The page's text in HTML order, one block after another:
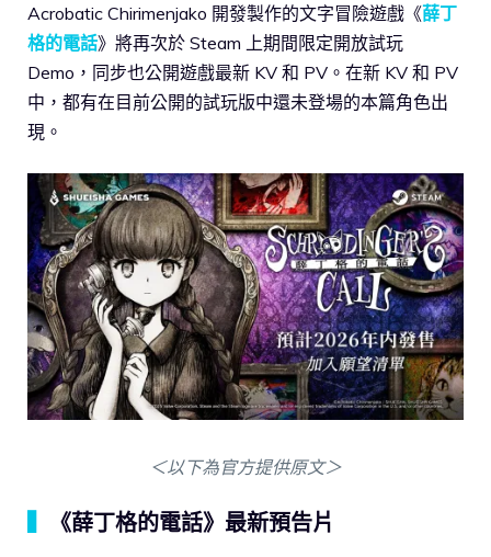
Acrobatic Chirimenjako 開發製作的文字冒險遊戲《薛丁
格的電話》將再次於 Steam 上期間限定開放試玩
Demo，同步也公開遊戲最新 KV 和 PV。在新 KV 和 PV
中，都有在目前公開的試玩版中還未登場的本篇角色出
現。
＜以下為官方提供原文＞
《薛丁格的電話》最新預告片